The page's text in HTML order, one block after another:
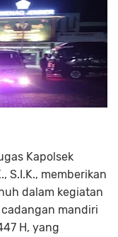
Kapolsek
S.I.K., memberikan
dalam kegiatan
mandiri
H, yang